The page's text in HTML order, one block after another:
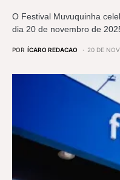
O Festival Muvuquinha
dia 20 de novembro de
POR ÍCARO REDACAO 20 DE